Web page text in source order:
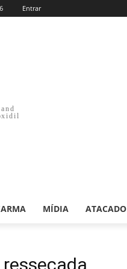
Entrar
MÍDIA ATACADO